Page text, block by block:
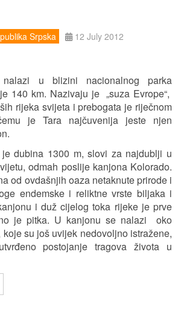
Srpska
12 July 2012
u blizini nacionalnog parka
140 km. Nazivaju je „suza Evrope“,
rijeka svijeta i prebogata je riječnom
je Tara najčuvenija jeste njen
dubina 1300 m, slovi za najdublji u
odmah poslije kanjona Kolorado.
od ovdašnjih oaza netaknute prirode i
endemske i reliktne vrste biljaka i
i duž cijelog toka rijeke je prve
je pitka. U kanjonu se nalazi oko
su još uvijek nedovoljno istražene,
postojanje tragova života u